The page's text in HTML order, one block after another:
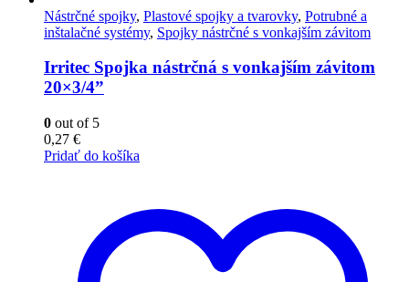
Nástrčné spojky, Plastové spojky a tvarovky, Potrubné a
inštalačné systémy, Spojky nástrčné s vonkajším závitom
Irritec Spojka nástrčná s vonkajším závitom
20×3/4”
0 out of 5
0,27 €
Pridať do košíka